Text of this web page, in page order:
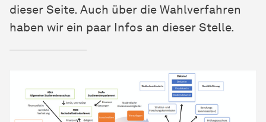
dieser Seite. Auch über die Wahlverfahren
haben wir ein paar Infos an dieser Stelle.